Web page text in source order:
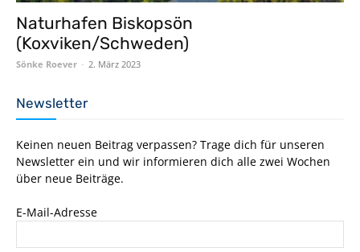
Naturhafen Biskopsön
(Koxviken/Schweden)
Sönke Roever - 2. März 2023
Newsletter
Keinen neuen Beitrag verpassen? Trage dich für unseren
Newsletter ein und wir informieren dich alle zwei Wochen
über neue Beiträge.
E-Mail-Adresse